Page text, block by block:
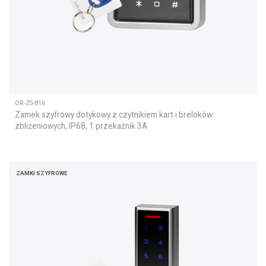
OR-ZS-816
Zamek szyfrowy dotykowy z czytnikiem kart i breloków
zbliżeniowych, IP68, 1 przekaźnik 3A
ZAMKI SZYFROWE